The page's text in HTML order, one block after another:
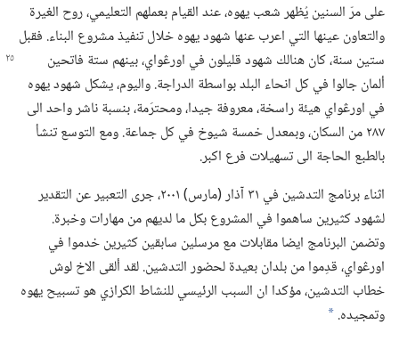
على مرّ السنين يُظهر شعب يهوه،‏ عند القيام بعملهم التعليمي،‏ روح الغيرة
والتعاون عينها التي اعرب عنها شهود يهوه خلال تنفيذ مشروع البناء.‏ فقبل
ستين سنة،‏ كان هنالك شهود قليلون في اورڠواي،‏بينهم ستة فاتحين
ألمان جالوا في كل انحاء البلد بواسطة الدراجة.‏ واليوم،‏ يشكل شهود يهوه
في اورڠواي هيئة راسخة،‏ معروفة جيدا،‏ ومحترَمة،‏ بنسبة ناشر واحد الى
٢٨٧ من السكان،‏ وبمعدل خمسة شيوخ في كل جماعة.‏ ومع التوسع تنشأ
بالطبع الحاجة الى تسهيلات فرع اكبر.‏
اثناء برنامج التدشين في ٣١ آذار (‏مارس)‏ ٢٠٠١،‏ جرى التعبير عن التقدير
لشهود كثيرين ساهموا في المشروع بكل ما لديهم من مهارات وخبرة.‏
وتضمن البرنامج ايضا مقابلات مع مرسلين سابقين كثيرين خدموا في
اورڠواي،‏ قدِموا من بلدان بعيدة لحضور التدشين.‏ لقد ألقى الاخ لوش
خطاب التدشين،‏ مؤكدا ان السبب الرئيسي للنشاط الكرازي هو تسبيح يهوه
وتمجيده.‏ *